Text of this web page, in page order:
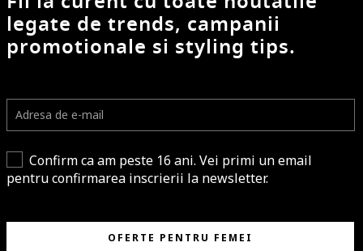
legate de trends, campanii
promotionale si styling tips.
Confirm ca am peste 16 ani. Vei primi un email
pentru confirmarea inscrierii la newsletter.
OFERTE PENTRU FEMEI